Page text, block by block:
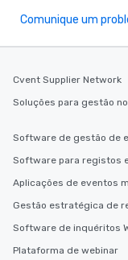
Comunique um
Cvent Supplier Network
Soluções para gestão
Software de gestão de
Software para registos
Aplicações de eventos
Gestão estratégica de
Software de inquéritos
Plataforma de webinar